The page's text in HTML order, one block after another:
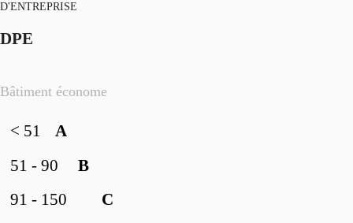
D'ENTREPRISE
DPE
Bâtiment économe
A
< 51
B
51 - 90
C
91 - 150